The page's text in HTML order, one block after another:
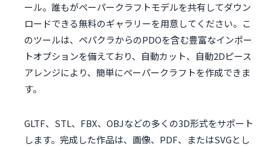
ール。誰もがペーパークラフトモデルを共有してダウン
ロードできる無料のギャラリーを用意してください。こ
のツールは、ペパクラからのPDOを含む豊富なインポー
トオプションを備えており、自動カット、自動2Dピース
アレンジにより、簡単にペーパークラフトを作成できま
す。
GLTF、STL、FBX、OBJなどの多くの3D形式をサポート
します。完成した作品は、画像、PDF、またはSVGとし